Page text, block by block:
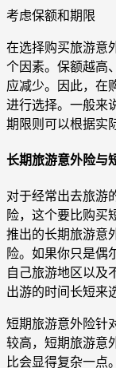
考虑保额和期限
在选择购买旅游意
个因素。保额越高
应减少。因此，在
进行选择。一般来
期限则可以根据实
长期旅游意外险与
对于经常出去旅游
险，这个要比购买
推出的长期旅游意
险。如果你只是偶
自己旅游地区以及
出游的时间长短来
短期旅游意外险针
较高，短期旅游意
比会显得复杂一点。